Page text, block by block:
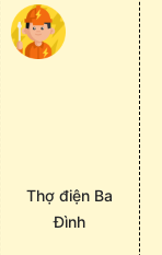
Thợ điện Ba
Đình